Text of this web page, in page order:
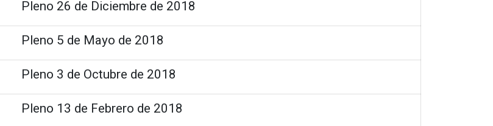
Pleno 26 de Diciembre de 2018
Pleno 5 de Mayo de 2018
Pleno 3 de Octubre de 2018
Pleno 13 de Febrero de 2018